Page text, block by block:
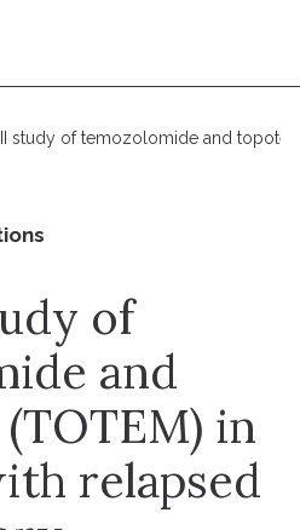
II study of temozolomide and
of
and
in
relapsed